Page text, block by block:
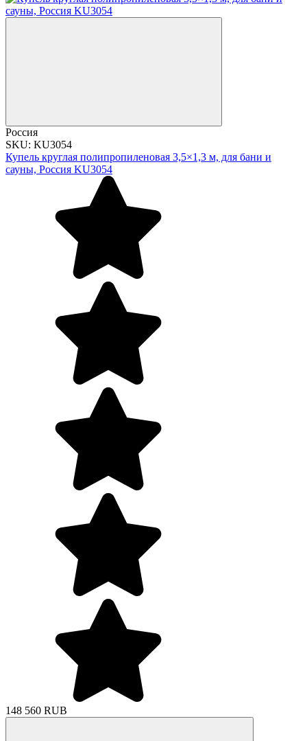
Россия
SKU: KU3054
Купель круглая полипропиленовая 3,5×1,3 м, для бани и
сауны, Россия KU3054
148 560 RUB